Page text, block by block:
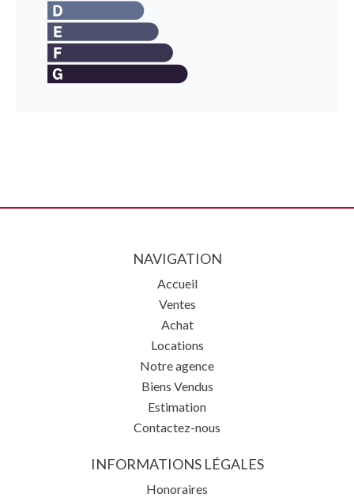
NAVIGATION
Accueil
Ventes
Achat
Locations
Notre agence
Biens Vendus
Estimation
Contactez-nous
INFORMATIONS LÉGALES
Honoraires